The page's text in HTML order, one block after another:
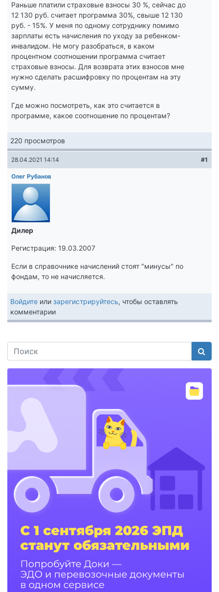
Раньше платили страховые взносы 30 %, сейчас до
12 130 руб. считает программа 30%, свыше 12 130
руб. - 15%. У меня по одному сотруднику помимо
зарплаты есть начисления по уходу за ребенком-
инвалидом. Не могу разобраться, в каком
процентном соотношении программа считает
страховые взносы. Для возврата этих взносов мне
нужно сделать расшифровку по процентам на эту
сумму.
Где можно посмотреть, как это считается в
программе, какое соотношение по процентам?
220 просмотров
28.04.2021 14:14 #1
Олег Рубанов
Дилер
Регистрация: 19.03.2007
Если в справочнике начислений стоят "минусы" по
фондам, то не начисляется.
Войдите или зарегистрируйтесь, чтобы оставлять
комментарии